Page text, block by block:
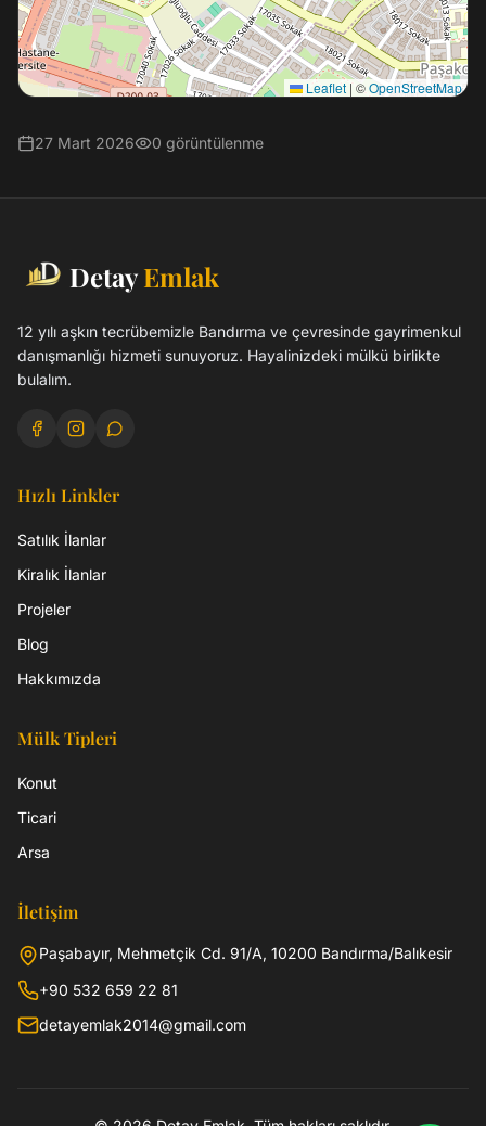
Leaflet | ©OpenStreetMap
27 Mart 2026 0 görüntülenme
Detay Emlak
12 yılı aşkın tecrübemizle Bandırma ve çevresinde gayrimenkul
danışmanlığı hizmeti sunuyoruz. Hayalinizdeki mülkü birlikte
bulalım.
Hızlı Linkler
Satılık İlanlar
Kiralık İlanlar
Projeler
Blog
Hakkımızda
Mülk Tipleri
Konut
Ticari
Arsa
İletişim
Paşabayır, Mehmetçik Cd. 91/A, 10200 Bandırma/Balıkesir
+90 532 659 22 81
detayemlak2014@gmail.com